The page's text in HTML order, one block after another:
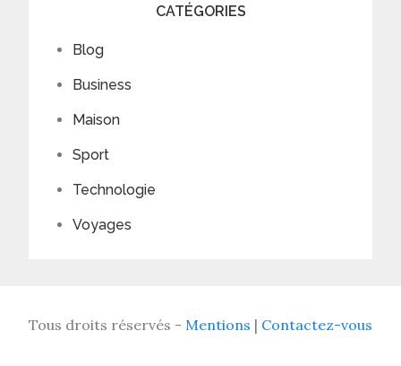
CATÉGORIES
Blog
Business
Maison
Sport
Technologie
Voyages
Tous droits réservés - Mentions | Contactez-vous